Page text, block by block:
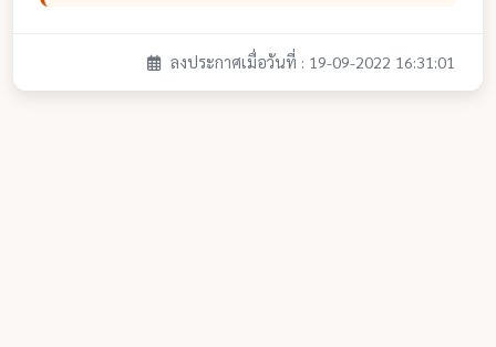
ลงประกาศเมื่อวันที่ : 19-09-2022 16:31:01